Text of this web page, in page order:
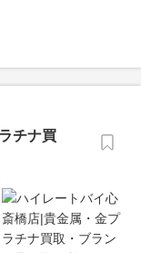
チナ買